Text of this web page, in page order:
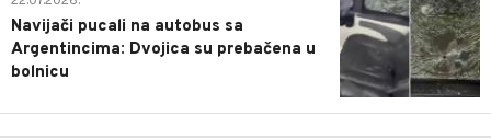
Navijači pucali na autobus sa
Argentincima: Dvojica su prebačena u
bolnicu